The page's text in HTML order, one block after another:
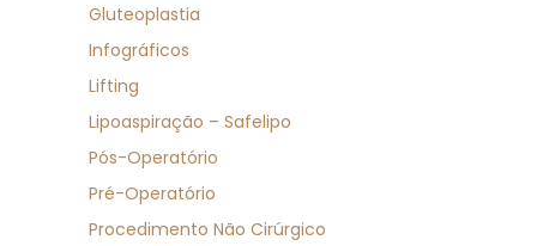
Gluteoplastia
Infográficos
Lifting
Lipoaspiração – Safelipo
Pós-Operatório
Pré-Operatório
Procedimento Não Cirúrgico